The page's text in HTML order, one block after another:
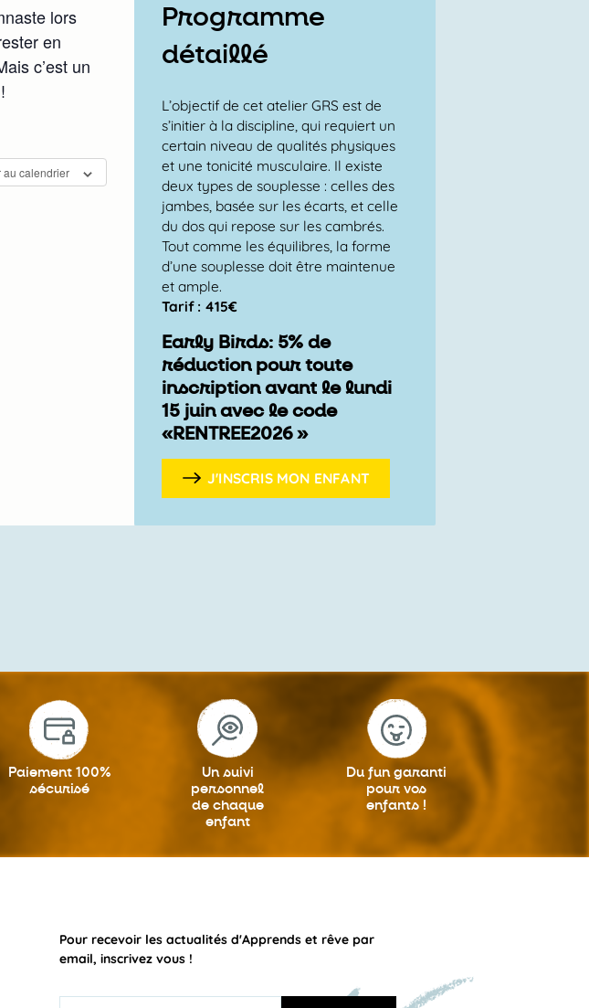
lors
en
c’est un
au calendrier
Programme
détaillé
L’objectif de cet atelier GRS est de
s’initier à la discipline, qui requiert un
certain niveau de qualités physiques
et une tonicité musculaire. Il existe
deux types de souplesse : celles des
jambes, basée sur les écarts, et celle
du dos qui repose sur les cambrés.
Tout comme les équilibres, la forme
d’une souplesse doit être maintenue
et ample.
Tarif : 415€
Early Birds: 5% de
réduction pour toute
inscription avant le lundi
15 juin avec le code
«RENTREE2026 »
J'INSCRIS MON ENFANT
Paiement 100%
sécurisé
Un suivi
personnel
de chaque
enfant
Du fun garanti
pour vos
enfants !
Pour recevoir les actualités d'Apprends et rêve par
email, inscrivez vous !